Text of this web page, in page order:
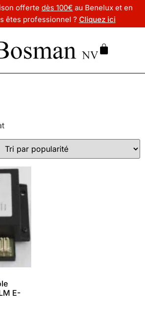
offerte dès 100€ au Benelux et en
êtes professionnel ? Cliquez ici
E-